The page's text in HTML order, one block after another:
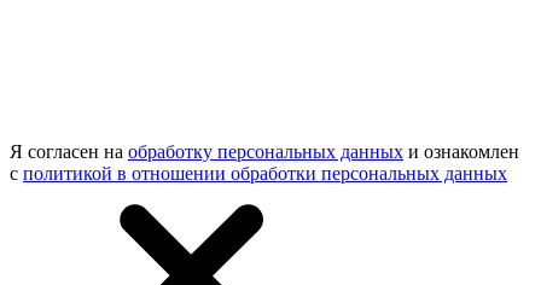
Я согласен на обработку персональных данных и ознакомлен
с политикой в отношении обработки персональных данных